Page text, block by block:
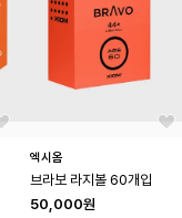
엑시옴
브라보 라지볼 60개입
50,000원